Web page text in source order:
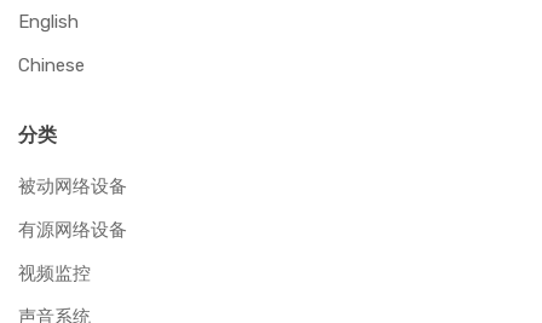
English
Chinese
分类
被动网络设备
有源网络设备
视频监控
声音系统